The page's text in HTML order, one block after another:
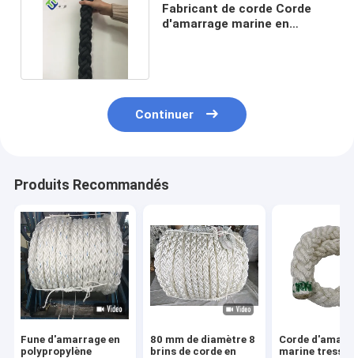
Fabricant de corde Corde
d'amarrage marine en
Continuer
Produits Recommandés
Fune d'amarrage en
polypropylène
80 mm de diamètre 8
brins de corde en
Corde
marine